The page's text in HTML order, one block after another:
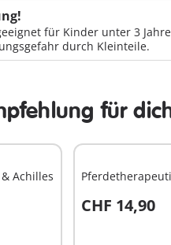
für Kinder unter 3
durch Kleinteile.
für
Achilles
CHF 14,90
In den